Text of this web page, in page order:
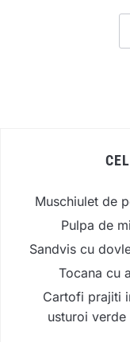
Muschiulet de
Pulpa de
Sandvis cu
Tocana cu
Cartofi prajiti
usturoi